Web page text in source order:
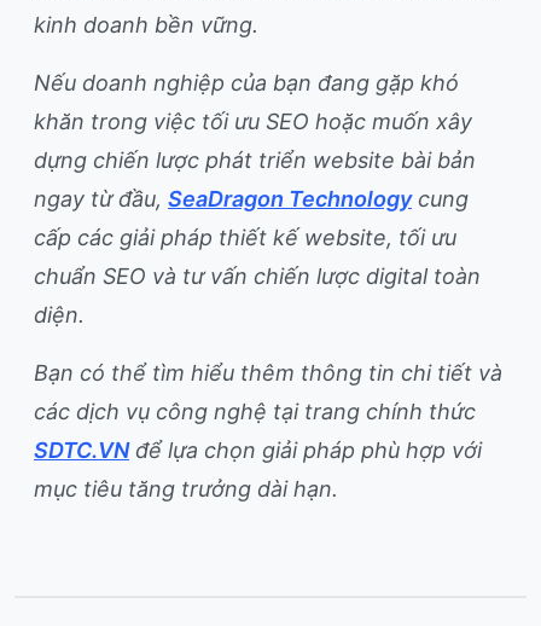
kinh doanh bền vững.
Nếu doanh nghiệp của bạn đang gặp khó
khăn trong việc tối ưu SEO hoặc muốn xây
dựng chiến lược phát triển website bài bản
ngay từ đầu, SeaDragon Technologycung
cấp các giải pháp thiết kế website, tối ưu
chuẩn SEO và tư vấn chiến lược digital toàn
diện.
Bạn có thể tìm hiểu thêm thông tin chi tiết và
các dịch vụ công nghệ tại trang chính thức
SDTC.VNđể lựa chọn giải pháp phù hợp với
mục tiêu tăng trưởng dài hạn.